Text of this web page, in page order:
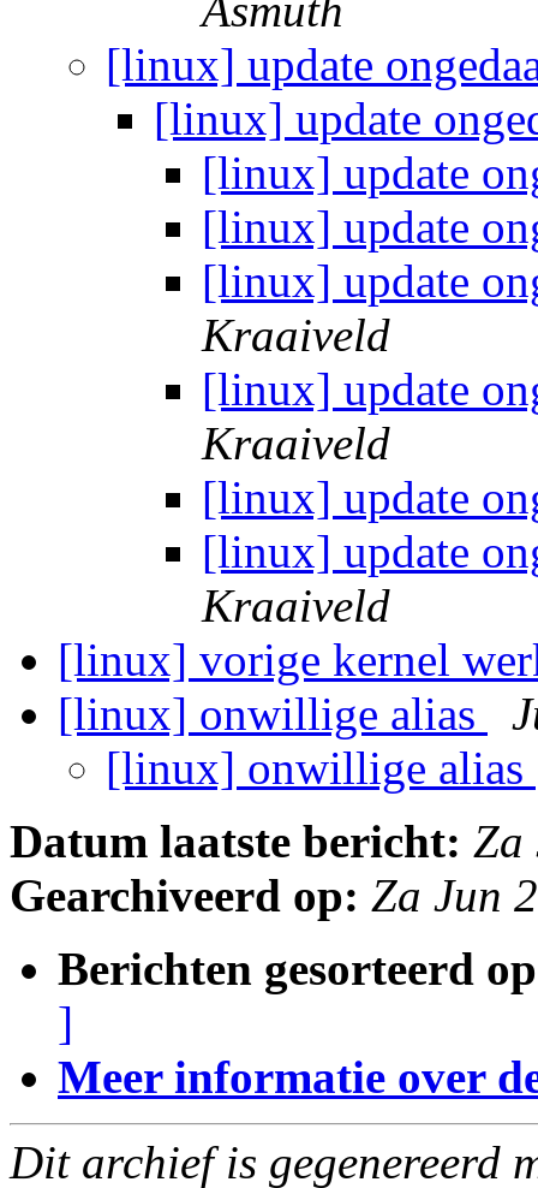
Asmuth
[linux] update
[linux] update
[linux] update
[linux] update
[linux] update
Kraaiveld
[linux] update
Kraaiveld
[linux] update
[linux] update
Kraaiveld
[linux] vorige kernel
[linux] onwillige alias
[linux] onwillige alias
Datum laatste bericht: Za
Gearchiveerd op: Za Jun
Berichten gesorteerd
]
Meer informatie over
Dit archief is gegenereerd